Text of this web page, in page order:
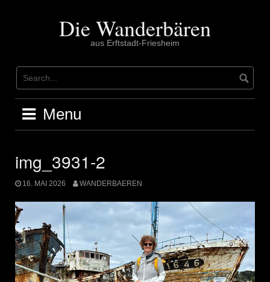
Die Wanderbären
aus Erftstadt-Friesheim
Menu
img_3931-2
16. MAI 2026 WANDERBAEREN